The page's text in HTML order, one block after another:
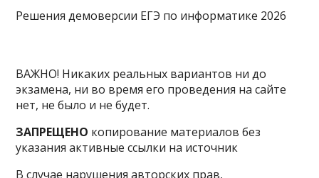
Решения демоверсии ЕГЭ по информатике 2026
ВАЖНО! Никаких реальных вариантов ни до
экзамена, ни во время его проведения на сайте
нет, не было и не будет.
ЗАПРЕЩЕНО копирование материалов без
указания активные ссылки на источник
В случае нарушения авторских прав,